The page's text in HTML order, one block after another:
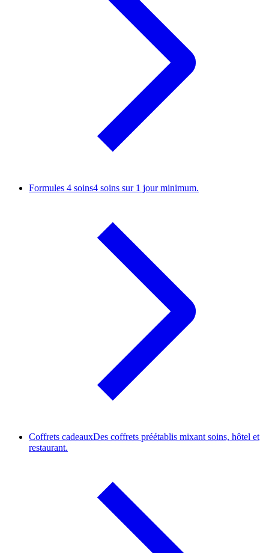
Formules 4 soins4 soins sur 1 jour minimum.
Coffrets cadeauxDes coffrets préétablis mixant soins, hôtel et
restaurant.